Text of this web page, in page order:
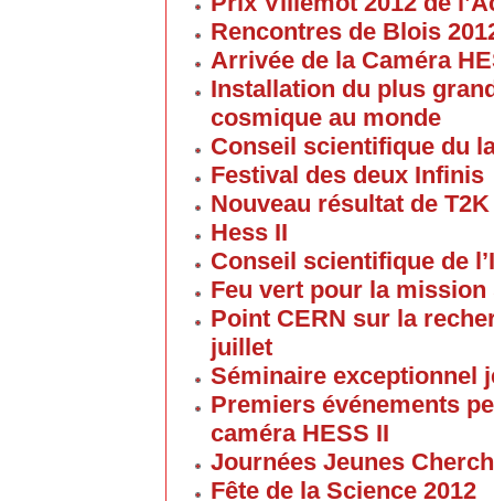
Rencontres de Blois
Arrivée de la Caméra
Installation du plus
cosmique au monde
Conseil scientifique du
Festival des deux Infinis
Nouveau résultat de T2K
Hess II
Conseil scientifique de
Feu vert pour la
Point CERN sur la
juillet
Séminaire exceptionnel
Premiers événements
caméra HESS II
Journées Jeunes
Fête de la Science 2012